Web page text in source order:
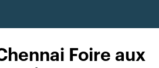
Foire aux